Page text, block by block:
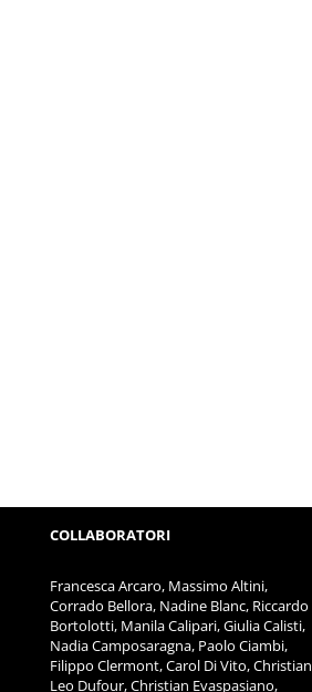
COLLABORATORI
Francesca Arcaro, Massimo Altini,
Corrado Bellora, Nadine Blanc, Riccardo
Bortolotti, Manila Calipari, Giulia Calisti,
Nadia Camposaragna, Paolo Ciambi,
Filippo Clermont, Carol Di Vito, Christian
Leo Dufour, Christian Evaspasiano,